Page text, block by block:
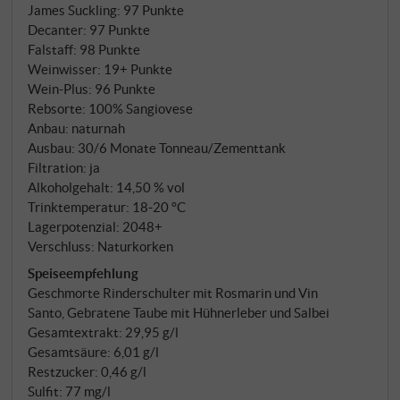
James Suckling: 97 Punkte
Decanter: 97 Punkte
Falstaff: 98 Punkte
Weinwisser: 19+ Punkte
Wein-Plus: 96 Punkte
Rebsorte: 100% Sangiovese
Anbau: naturnah
Ausbau: 30/6 Monate Tonneau/Zementtank
Filtration: ja
Alkoholgehalt: 14,50 % vol
Trinktemperatur: 18‑20 °C
Lagerpotenzial: 2048+
Verschluss: Naturkorken
Speiseempfehlung
Geschmorte Rinderschulter mit Rosmarin und Vin
Santo, Gebratene Taube mit Hühnerleber und Salbei
Gesamtextrakt: 29,95 g/l
Gesamtsäure: 6,01 g/l
Restzucker: 0,46 g/l
Sulfit: 77 mg/l